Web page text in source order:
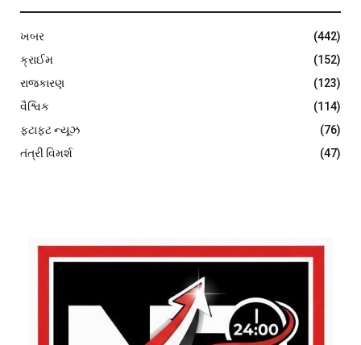
ખબર
(442)
ક્રાઈમ
(152)
રાજકારણ
(123)
વૈશ્વિક
(114)
ફટાફટ ન્યૂઝ
(76)
તંત્રી વિમર્શ
(47)